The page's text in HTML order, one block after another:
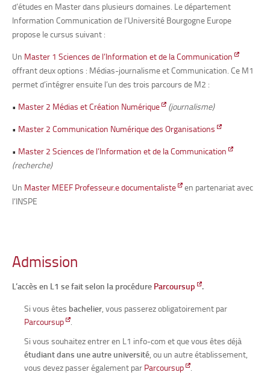
d’études en Master dans plusieurs domaines. Le département
Information Communication de l’Université Bourgogne Europe
propose le cursus suivant :
Un Master 1 Sciences de l’Information et de la Communication
offrant deux options : Médias-journalisme et Communication. Ce M1
permet d’intégrer ensuite l’un des trois parcours de M2 :
• Master 2 Médias et Création Numérique
(journalisme)
• Master 2 Communication Numérique des Organisations
• Master 2 Sciences de l’Information et de la Communication
(recherche)
Un Master MEEF Professeur.e documentaliste
en partenariat avec
l’INSPE
Admission
L’accès en L1 se fait selon la procédure Parcoursup
.
Si vous êtes bachelier, vous passerez obligatoirement par
Parcoursup
.
Si vous souhaitez entrer en L1 info-com et que vous êtes déjà
étudiant dans une autre université, ou un autre établissement,
vous devez passer également par Parcoursup
.